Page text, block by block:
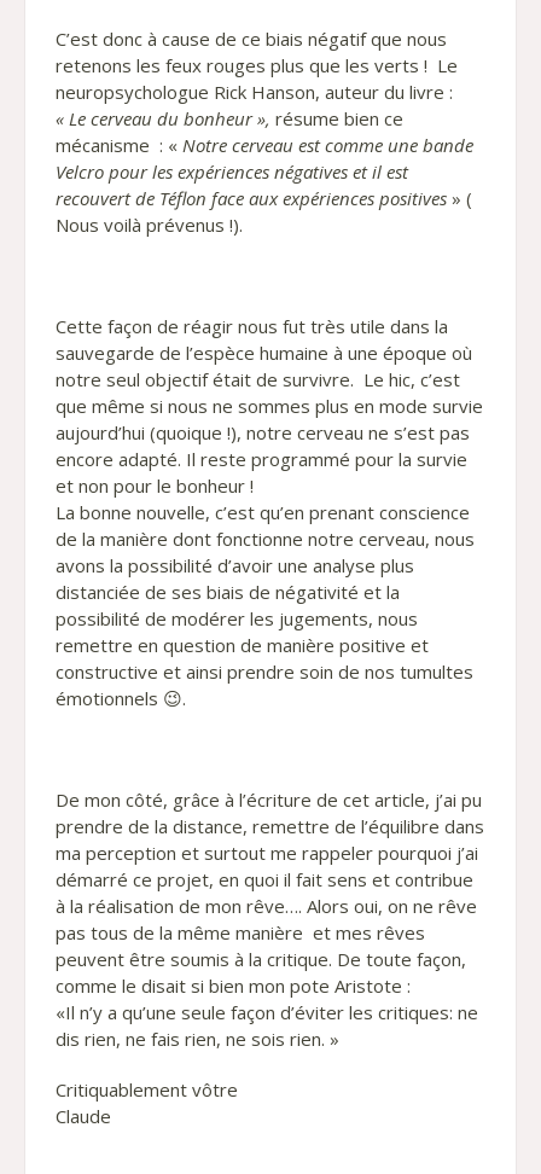
C’est donc à cause de ce biais négatif que nous
retenons les feux rouges plus que les verts ! Le
neuropsychologue Rick Hanson, auteur du livre :
« Le cerveau du bonheur », résume bien ce
mécanisme : « Notre cerveau est comme une bande
Velcro pour les expériences négatives et il est
recouvert de Téflon face aux expériences positives» (
Nous voilà prévenus !).
Cette façon de réagir nous fut très utile dans la
sauvegarde de l’espèce humaine à une époque où
notre seul objectif était de survivre. Le hic, c’est
que même si nous ne sommes plus en mode survie
aujourd’hui (quoique !), notre cerveau ne s’est pas
encore adapté. Il reste programmé pour la survie
et non pour le bonheur !
La bonne nouvelle, c’est qu’en prenant conscience
de la manière dont fonctionne notre cerveau, nous
avons la possibilité d’avoir une analyse plus
distanciée de ses biais de négativité et la
possibilité de modérer les jugements, nous
remettre en question de manière positive et
constructive et ainsi prendre soin de nos tumultes
émotionnels 😉.
De mon côté, grâce à l’écriture de cet article, j’ai pu
prendre de la distance, remettre de l’équilibre dans
ma perception et surtout me rappeler pourquoi j’ai
démarré ce projet, en quoi il fait sens et contribue
à la réalisation de mon rêve…. Alors oui, on ne rêve
pas tous de la même manière et mes rêves
peuvent être soumis à la critique. De toute façon,
comme le disait si bien mon pote Aristote :
«Il n’y a qu’une seule façon d’éviter les critiques: ne
dis rien, ne fais rien, ne sois rien. »
Critiquablement vôtre
Claude